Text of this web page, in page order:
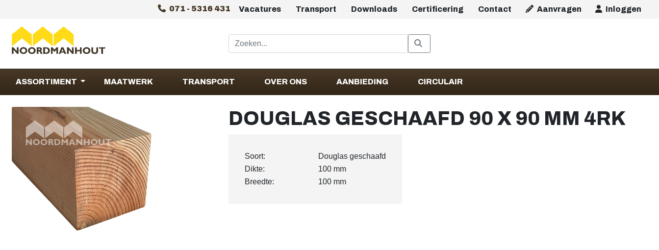
071 - 5316 431 Vacatures Transport Downloads Certificering Contact Aanvragen Inloggen
ASSORTIMENT MAATWERK TRANSPORT OVER ONS AANBIEDING CIRCULAIR
DOUGLAS GESCHAAFD 90 X 90 MM 4RK
Soort:
Douglas geschaafd
Dikte:
100 mm
Breedte:
100 mm